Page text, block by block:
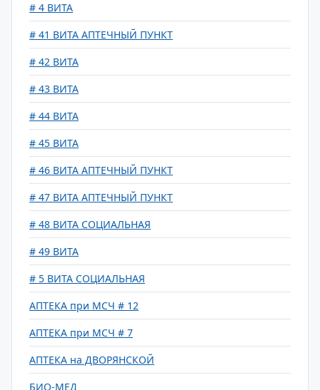
# 4 ВИТА
# 41 ВИТА АПТЕЧНЫЙ ПУНКТ
# 42 ВИТА
# 43 ВИТА
# 44 ВИТА
# 45 ВИТА
# 46 ВИТА АПТЕЧНЫЙ ПУНКТ
# 47 ВИТА АПТЕЧНЫЙ ПУНКТ
# 48 ВИТА СОЦИАЛЬНАЯ
# 49 ВИТА
# 5 ВИТА СОЦИАЛЬНАЯ
АПТЕКА при МСЧ # 12
АПТЕКА при МСЧ # 7
АПТЕКА на ДВОРЯНСКОЙ
БИО-МЕД